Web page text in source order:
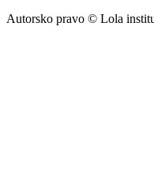
Autorsko pravo © Lola